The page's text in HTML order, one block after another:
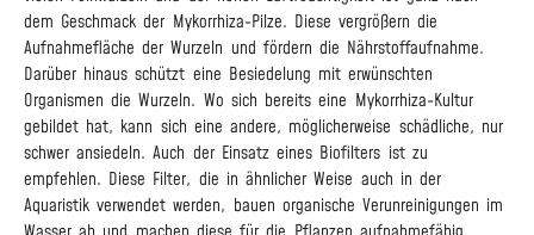
dem Geschmack der Mykorrhiza-Pilze. Diese vergrößern die
Aufnahmefläche der Wurzeln und fördern die Nährstoffaufnahme.
Darüber hinaus schützt eine Besiedelung mit erwünschten
Organismen die Wurzeln. Wo sich bereits eine Mykorrhiza-Kultur
gebildet hat, kann sich eine andere, möglicherweise schädliche, nur
schwer ansiedeln. Auch der Einsatz eines Biofilters ist zu
empfehlen. Diese Filter, die in ähnlicher Weise auch in der
Aquaristik verwendet werden, bauen organische Verunreinigungen im